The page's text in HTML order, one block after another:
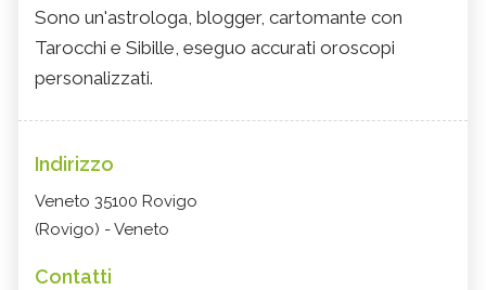
Sono un'astrologa, blogger, cartomante con
Tarocchi e Sibille, eseguo accurati oroscopi
personalizzati.
Indirizzo
Veneto 35100 Rovigo
(Rovigo) - Veneto
Contatti